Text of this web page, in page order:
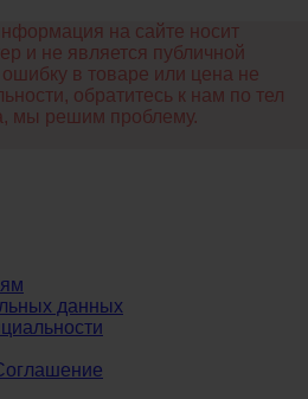
на сайте носит
и не является публичной
в товаре или цена не
обратитесь к нам по тел
мы решим проблему.
данных